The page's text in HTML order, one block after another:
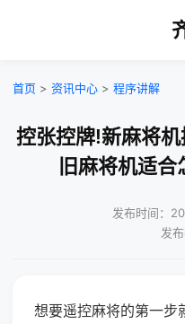
首页 > 资讯中心 > 程序讲解
控张控牌!新麻将
旧麻将机适
发布时间：
发
想要遥控麻将的第一步